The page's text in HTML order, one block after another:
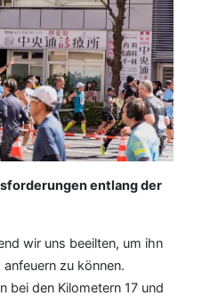
entlang der
wir uns beeilten, um ihn
zu können.
bei den Kilometern 17 und